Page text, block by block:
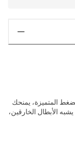
المتميزة، يمنحك
الأبطال الخارقين،